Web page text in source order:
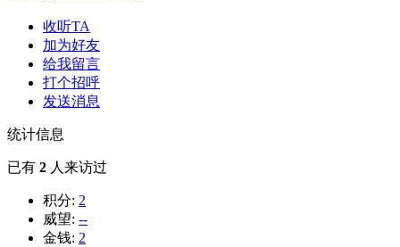
收听TA
加为好友
给我留言
打个招呼
发送消息
统计信息
已有 2 人来访过
积分: 2
威望: --
金钱: 2